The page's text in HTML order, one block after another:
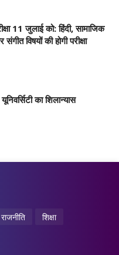
11 जुलाई को: हिंदी, सामाजिक
विषयों की होगी परीक्षा
का शिलान्यास
राजनीति शिक्षा